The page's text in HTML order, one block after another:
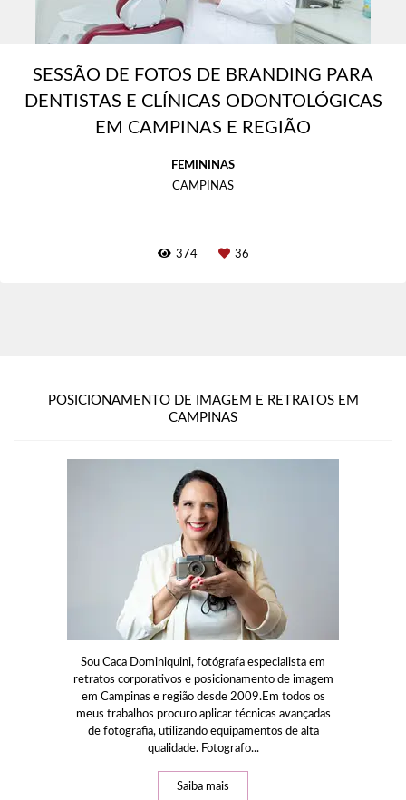
SESSÃO DE FOTOS DE BRANDING PARA
DENTISTAS E CLÍNICAS ODONTOLÓGICAS
EM CAMPINAS E REGIÃO
FEMININAS
CAMPINAS
374 36
POSICIONAMENTO DE IMAGEM E RETRATOS EM
CAMPINAS
Sou Caca Dominiquini, fotógrafa especialista em
retratos corporativos e posicionamento de imagem
em Campinas e região desde 2009.Em todos os
meus trabalhos procuro aplicar técnicas avançadas
de fotografia, utilizando equipamentos de alta
qualidade. Fotografo...
Saiba mais